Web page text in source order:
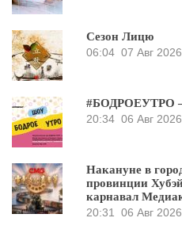
Сезон Лицю
06:04 07 Авг 2026
#БОДРОЕУТРО
20:34 06 Авг 2026
Накануне в
провинции
карнавал
20:31
06 Авг 2026